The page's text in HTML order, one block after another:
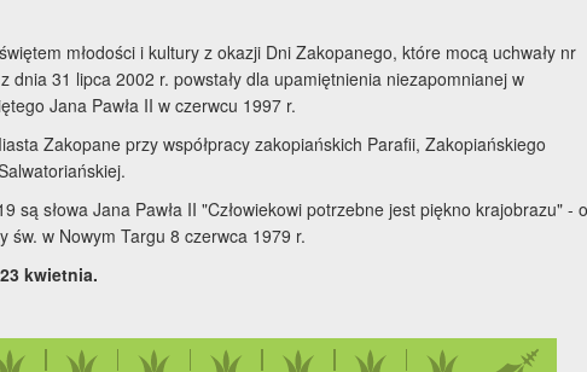
młodości i kultury z okazji Dni Zakopanego, które mocą uchwały nr
dnia 31 lipca 2002 r. powstały dla upamiętnienia niezapomnianej w
Jana Pawła II w czerwcu 1997 r.
Zakopane przy współpracy zakopiańskich Parafii, Zakopiańskiego
są słowa Jana Pawła II "Człowiekowi potrzebne jest piękno krajobrazu" - o
św. w Nowym Targu 8 czerwca 1979 r.
kwietnia.